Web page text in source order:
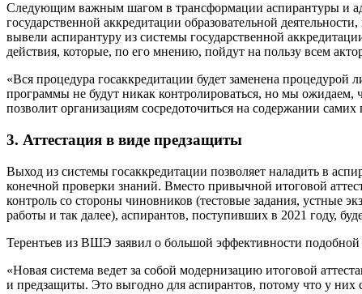
Следующим важным шагом в трансформации аспирантуры и
государственной аккредитации образовательной
вывели аспирантуру из системы государственной
действия, которые, по его мнению, пойдут на пользу всем
«Вся процедура госаккредитации будет заменена процедурой
программы не будут никак контролироваться, но мы
позволит организациям сосредоточиться на содержании самих
3. Аттестация в виде предзащиты
Выход из системы госаккредитации позволяет наладить в
конечной проверки знаний. Вместо привычной итоговой
контроль со стороны чиновников (тестовые задания, устные
работы и так далее), аспирантов, поступивших в 2021 году,
Терентьев из ВШЭ заявил о большой эффективности подобной
«Новая система ведет за собой модернизацию итоговой
и предзащиты. Это выгодно для аспирантов, потому что у